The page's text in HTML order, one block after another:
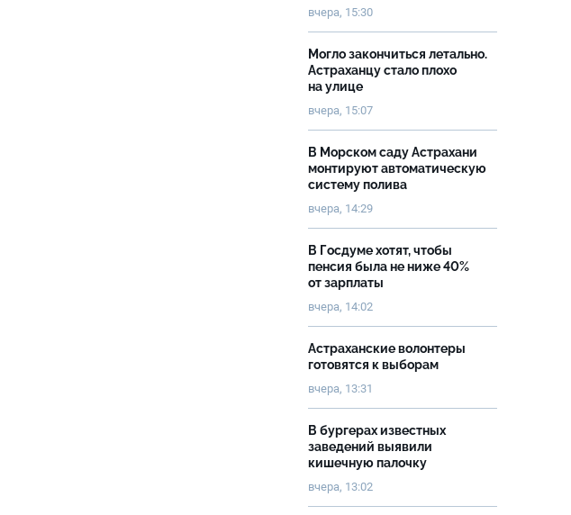
вчера, 15:30
Могло закончиться летально.
Астраханцу стало плохо
на улице
вчера, 15:07
В Морском саду Астрахани
монтируют автоматическую
систему полива
вчера, 14:29
В Госдуме хотят, чтобы
пенсия была не ниже 40%
от зарплаты
вчера, 14:02
Астраханские волонтеры
готовятся к выборам
вчера, 13:31
В бургерах известных
заведений выявили
кишечную палочку
вчера, 13:02